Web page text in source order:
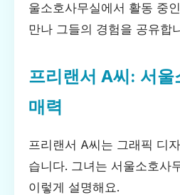
울소호사무실에서 활동 중
만나 그들의 경험을 공유합
프리랜서 A씨: 서울
매력
프리랜서 A씨는 그래픽 디
습니다. 그녀는 서울소호사
이렇게 설명해요.